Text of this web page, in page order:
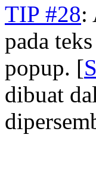
TIP #28:
pada
popup. [
dibuat